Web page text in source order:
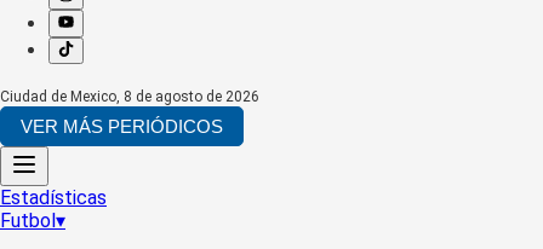
Ciudad de Mexico, 8 de agosto de 2026
VER MÁS PERIÓDICOS
Estadísticas
Futbol▾